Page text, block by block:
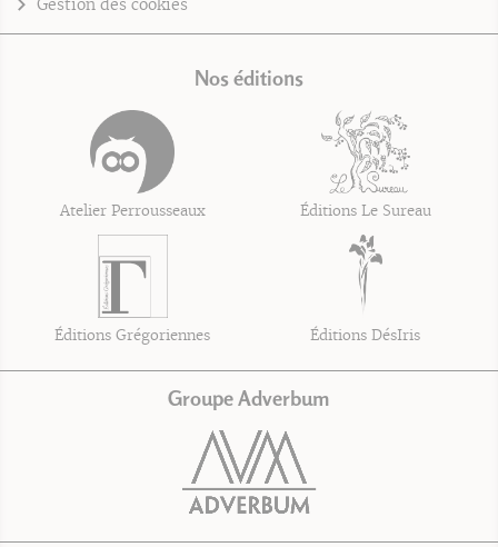
Gestion des cookies
Nos éditions
Atelier Perrousseaux Éditions Le Sureau
Éditions Grégoriennes Éditions DésIris
Groupe Adverbum